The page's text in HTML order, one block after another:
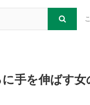
手を伸ばす